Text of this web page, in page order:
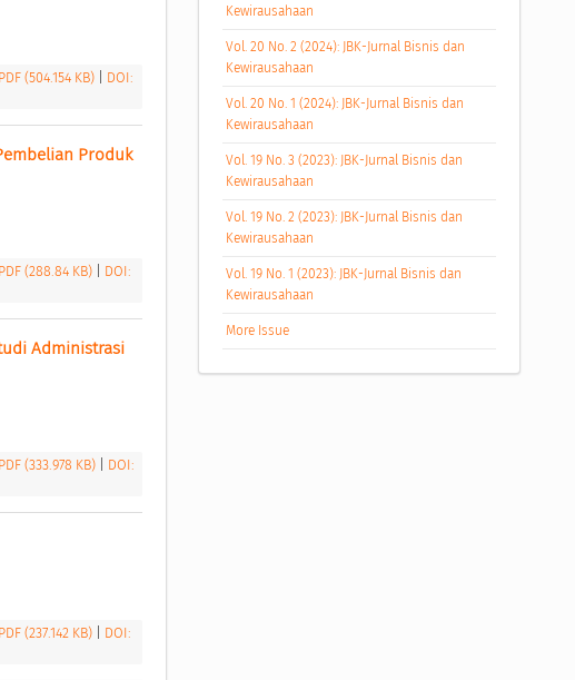
(504.154 KB)
DOI:
Produk
(288.84 KB)
DOI:
Administrasi
(333.978 KB)
DOI:
(237.142 KB)
DOI:
Kewirausahaan
Vol. 20 No. 2 (2024): JBK-Jurnal Bisnis dan
Kewirausahaan
Vol. 20 No. 1 (2024): JBK-Jurnal Bisnis dan
Kewirausahaan
Vol. 19 No. 3 (2023): JBK-Jurnal Bisnis dan
Kewirausahaan
Vol. 19 No. 2 (2023): JBK-Jurnal Bisnis dan
Kewirausahaan
Vol. 19 No. 1 (2023): JBK-Jurnal Bisnis dan
Kewirausahaan
More Issue